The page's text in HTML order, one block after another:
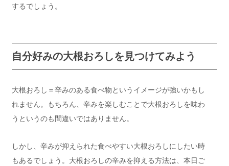
するでしょう。
自分好みの大根おろしを見つけてみよう
大根おろし＝辛みのある食べ物というイメージが強いかもし
れません。もちろん、辛みを楽しむことで大根おろしを味わ
うというのも間違いではありません。
しかし、辛みが抑えられた食べやすい大根おろしにしたい時
もあるでしょう。大根おろしの辛みを抑える方法は、本日ご